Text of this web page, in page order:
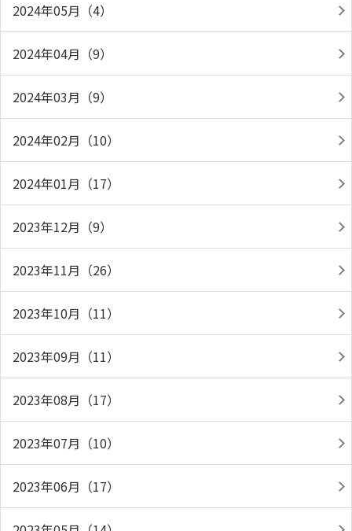
2024年05月（4）
2024年04月（9）
2024年03月（9）
2024年02月（10）
2024年01月（17）
2023年12月（9）
2023年11月（26）
2023年10月（11）
2023年09月（11）
2023年08月（17）
2023年07月（10）
2023年06月（17）